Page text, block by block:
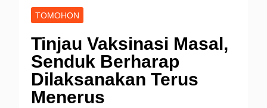
TOMOHON
Tinjau Vaksinasi Masal,
Senduk Berharap
Dilaksanakan Terus
Menerus